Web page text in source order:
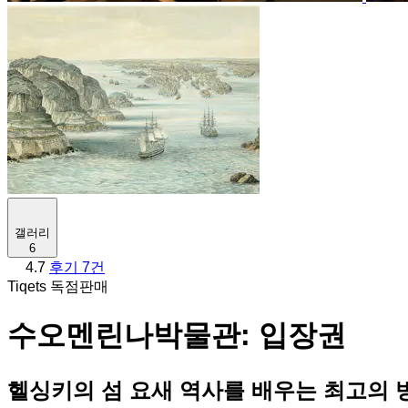
갤러리
6
4.7 후기 7건
Tiqets 독점판매
수오멘린나박물관: 입장권
헬싱키의 섬 요새 역사를 배우는 최고의